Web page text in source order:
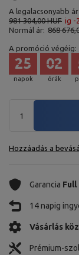
A legalacsonyabb
981 304,00 HUF ig -
Normál ár: 868
A promóció végéig:
napok
25
órák
02
Hozzáadás a
Garancia Full
14 napig
Vásárlás
Prémium-